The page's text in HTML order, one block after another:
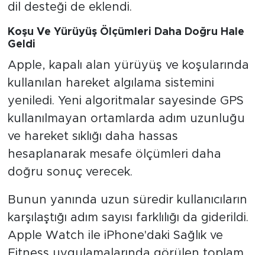
dil desteği de eklendi.
Koşu Ve Yürüyüş Ölçümleri Daha Doğru Hale
Geldi
Apple, kapalı alan yürüyüş ve koşularında
kullanılan hareket algılama sistemini
yeniledi. Yeni algoritmalar sayesinde GPS
kullanılmayan ortamlarda adım uzunluğu
ve hareket sıklığı daha hassas
hesaplanarak mesafe ölçümleri daha
doğru sonuç verecek.
Bunun yanında uzun süredir kullanıcıların
karşılaştığı adım sayısı farklılığı da giderildi.
Apple Watch ile iPhone'daki Sağlık ve